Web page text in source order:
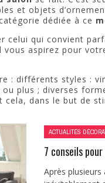
et objets
dédiée à ce
celui qui convient
aspirez pour
: différents styles :
plus ; diverses
cela, dans le but de
ACTUALITÉS
7 conseils
Après plusieurs